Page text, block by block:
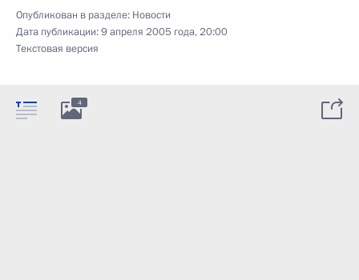
Опубликован в разделе: Новости
Дата публикации:9 апреля 2005 года, 20:00
Текстовая версия
4